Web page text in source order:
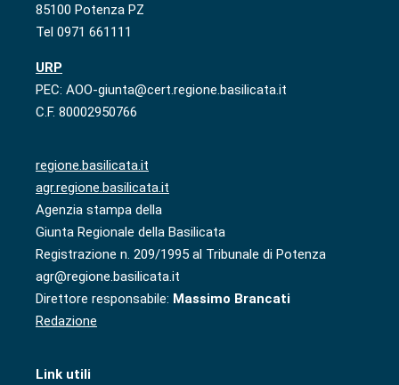
85100 Potenza PZ
Tel 0971 661111
URP
PEC: AOO-giunta@cert.regione.basilicata.it
C.F. 80002950766
regione.basilicata.it
agr.regione.basilicata.it
Agenzia stampa della
Giunta Regionale della Basilicata
Registrazione n. 209/1995 al Tribunale di Potenza
agr@regione.basilicata.it
Direttore responsabile: Massimo Brancati
Redazione
Link utili